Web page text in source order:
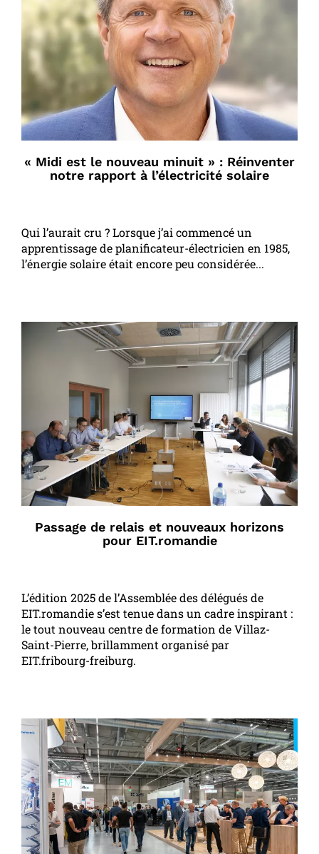
« Midi est le nouveau minuit » : Réinventer
notre rapport à l’électricité solaire
Qui l’aurait cru ? Lorsque j’ai commencé un
apprentissage de planificateur-électricien en 1985,
l’énergie solaire était encore peu considérée...
Passage de relais et nouveaux horizons
pour EIT.romandie
L’édition 2025 de l’Assemblée des délégués de
EIT.romandie s’est tenue dans un cadre inspirant :
le tout nouveau centre de formation de Villaz-
Saint-Pierre, brillamment organisé par
EIT.fribourg-freiburg.